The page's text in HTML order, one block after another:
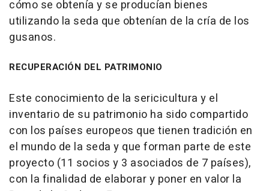
cómo se obtenía y se producían bienes
utilizando la seda que obtenían de la cría de los
gusanos.
RECUPERACIÓN DEL PATRIMONIO
Este conocimiento de la sericicultura y el
inventario de su patrimonio ha sido compartido
con los países europeos que tienen tradición en
el mundo de la seda y que forman parte de este
proyecto (11 socios y 3 asociados de 7 países),
con la finalidad de elaborar y poner en valor la